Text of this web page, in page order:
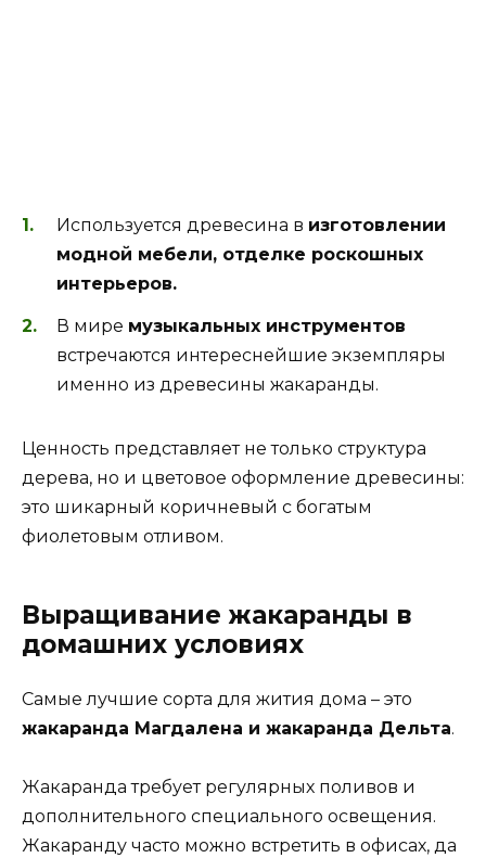
Используется древесина в изготовлении
модной мебели, отделке роскошных
интерьеров.
В мире музыкальных инструментов
встречаются интереснейшие экземпляры
именно из древесины жакаранды.
Ценность представляет не только структура
дерева, но и цветовое оформление древесины:
это шикарный коричневый с богатым
фиолетовым отливом.
Выращивание жакаранды в
домашних условиях
Самые лучшие сорта для жития дома – это
жакаранда Магдалена и жакаранда Дельта.
Жакаранда требует регулярных поливов и
дополнительного специального освещения.
Жакаранду часто можно встретить в офисах, да